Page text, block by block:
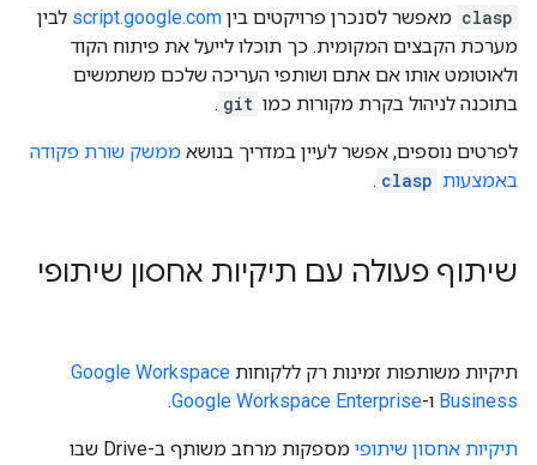
clasp מאפשר לסנכרן פרויקטים בין script.google.com לבין
מערכת הקבצים המקומית. כך תוכלו לייעל את פיתוח הקוד
ולאוטומט אותו אם אתם ושותפי העריכה שלכם משתמשים
בתוכנה לניהול בקרת מקורות כמו git
.
לפרטים נוספים, אפשר לעיין במדריך בנושא ממשק שורת פקודה
באמצעות clasp
.
שיתוף פעולה עם תיקיות אחסון שיתופי
תיקיות משותפות זמינות רק ללקוחות Google Workspace
Business ו-Google Workspace Enterprise
.
תיקיות אחסון שיתופי
מספקות מרחב משותף ב-Drive שבו